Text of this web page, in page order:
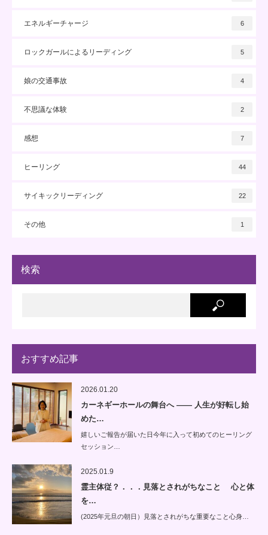
エネルギーチャージ 6
ロックガールによるリーディング 5
娘の交通事故 4
不思議な体験 2
感想 7
ヒーリング 44
サイキックリーディング 22
その他 1
検索
おすすめ記事
2026.01.20
カーネギーホールの舞台へ —— 人生が好転し始
めた…
嬉しいご報告が届いた日今年に入って初めてのヒーリング
セッション…
2025.01.9
霊主体従？．．．見落とされがちなこと 心と体
を…
(2025年元旦の朝日）見落とされがちな重要なこと心身…